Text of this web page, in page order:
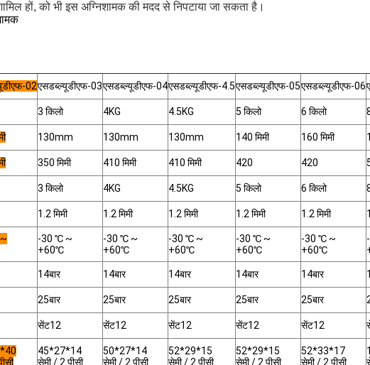
हों, को भी इस अग्निशामक की मदद से निपटाया जा सकता है।
02एसडब्ल्यूडीएफ-03एसडब्ल्यूडीएफ-04एसडब्ल्यूडीएफ-4.5एसडब्ल्यूडीएफ-05एसडब्ल्यूडीएफ-06
3 किलो 4KG 4.5KG 5 किलो 6 किलो
130mm 130mm 130mm 140 मिमी 160 मिमी
350 मिमी 410 मिमी 410 मिमी 420 420
3 किलो 4KG 4.5KG 5 किलो 6 किलो
1.2 मिमी 1.2 मिमी 1.2 मिमी 1.2 मिमी 1.2 मिमी
-30 ℃ ~
+60℃
-30 ℃ ~
+60℃
-30 ℃ ~
+60℃
-30 ℃ ~
+60℃
-30 ℃ ~
+60℃
14बार 14बार 14बार 14बार 14बार
25बार 25बार 25बार 25बार 25बार
सेंट12 सेंट12 सेंट12 सेंट12 सेंट12
45*27*14
सेमी / 2 पीसी
50*27*14
सेमी / 2 पीसी
52*29*15
सेमी / 2 पीसी
52*29*15
सेमी / 2 पीसी
52*33*17
सेमी / 2 पीसी